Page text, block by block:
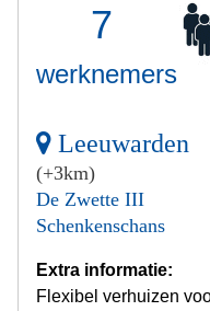
7
werknemers
Leeuwarden
(+3km)
De Zwette III
Schenkenschans
Extra informatie:
Flexibel verhuizen